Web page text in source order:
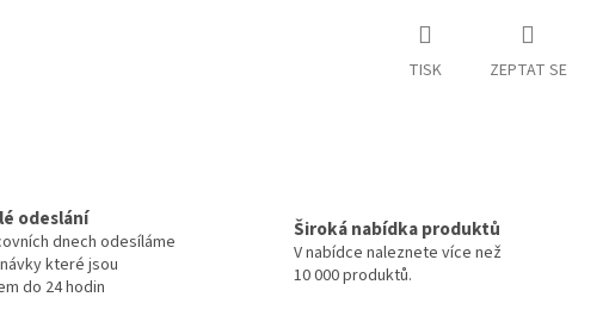
TISK ZEPTAT SE
odeslání
dnech odesíláme
které jsou
do 24 hodin
Široká nabídka produktů
V nabídce naleznete více než
10 000 produktů.